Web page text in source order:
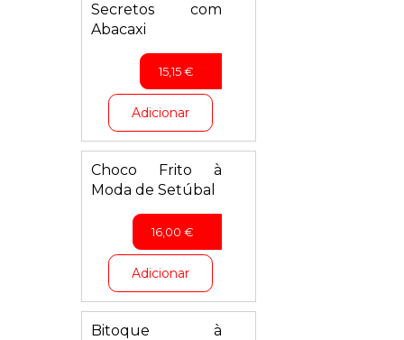
Secretos com
Abacaxi
15,15€
Adicionar
Choco Frito à
Moda de Setúbal
16,00 €
Adicionar
Bitoque à